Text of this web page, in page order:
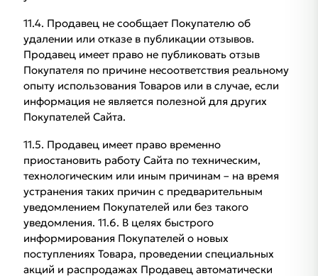
11.4. Продавец не сообщает Покупателю об
удалении или отказе в публикации отзывов.
Продавец имеет право не публиковать отзыв
Покупателя по причине несоответствия реальному
опыту использования Товаров или в случае, если
информация не является полезной для других
Покупателей Сайта.
11.5. Продавец имеет право временно
приостановить работу Сайта по техническим,
технологическим или иным причинам – на время
устранения таких причин с предварительным
уведомлением Покупателей или без такого
уведомления. 11.6. В целях быстрого
информирования Покупателей о новых
поступлениях Товара, проведении специальных
акций и распродажах Продавец автоматически